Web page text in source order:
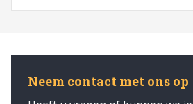
• Vrije doorlaat bedraagt 1000
grondlagen en de structuur van
Neem contact met ons op